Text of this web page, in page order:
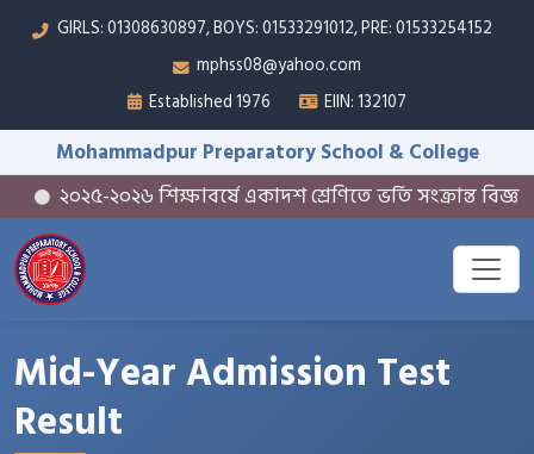
GIRLS: 01308630897, BOYS: 01533291012, PRE: 01533254152
mphss08@yahoo.com
Established 1976
EIIN: 132107
Mohammadpur Preparatory School & College
২০২৫-২০২৬ শিক্ষাবর্ষে একাদশ শ্রেণিতে ভর্তি সংক্রান্ত বিজ্ঞপ্তি
Mid-Year Admission Test
Result